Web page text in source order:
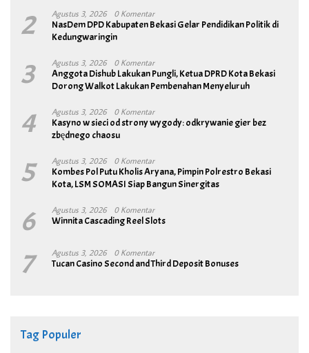
2 Agustus 3, 2026 0 Komentar
NasDem DPD Kabupaten Bekasi Gelar Pendidikan Politik di
Kedungwaringin
3 Agustus 3, 2026 0 Komentar
Anggota Dishub Lakukan Pungli, Ketua DPRD Kota Bekasi
Dorong Walkot Lakukan Pembenahan Menyeluruh
4 Agustus 3, 2026 0 Komentar
Kasyno w sieci od strony wygody: odkrywanie gier bez
zbędnego chaosu
5 Agustus 3, 2026 0 Komentar
Kombes Pol Putu Kholis Aryana, Pimpin Polrestro Bekasi
Kota, LSM SOMASI Siap Bangun Sinergitas
6 Agustus 3, 2026 0 Komentar
Winnita Cascading Reel Slots
7 Agustus 3, 2026 0 Komentar
Tucan Casino Second and Third Deposit Bonuses
Tag Populer